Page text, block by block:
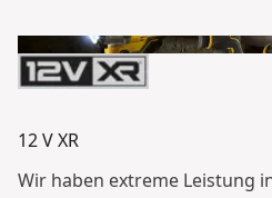
12 V XR
Wir haben extreme Leistung